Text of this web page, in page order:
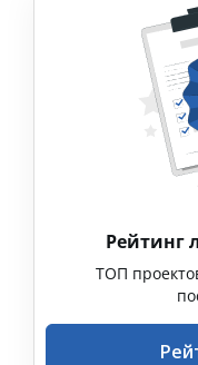
Рейтинг
ТОП